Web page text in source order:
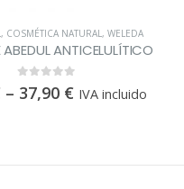
, COSMÉTICA NATURAL, WELEDA
ABEDUL ANTICELULÍTICO
0out of 5
– 37,90 € IVA incluido